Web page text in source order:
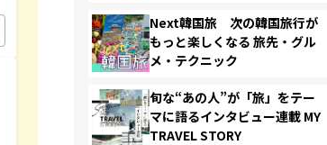
Next韓国旅 次の韓国旅行が
もっと楽しくなる 旅先・グル
メ・テクニック
旬な“あの人”が「旅」をテー
マに語るインタビュー連載 MY
TRAVEL STORY